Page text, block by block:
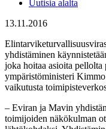
Uutisia alalta
13.11.2016
yhdistäminen
joka hoitaa asioita pellolta
ympäristöministeri
vaikutusta
– Eviran ja Mavin
toimijoiden näkökulman